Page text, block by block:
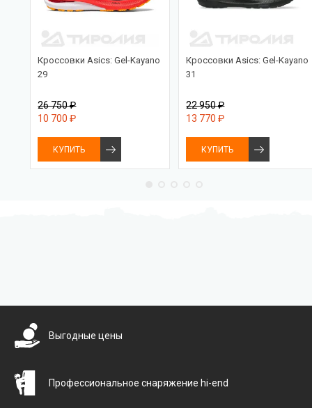
Кроссовки Asics: Gel-Kayano
29
26 750 ₽
10 700 ₽
КУПИТЬ
Кроссовки Asics: Gel-Kayano
31
22 950 ₽
13 770 ₽
КУПИТЬ
Выгодные цены
Профессиональное снаряжение hi-end